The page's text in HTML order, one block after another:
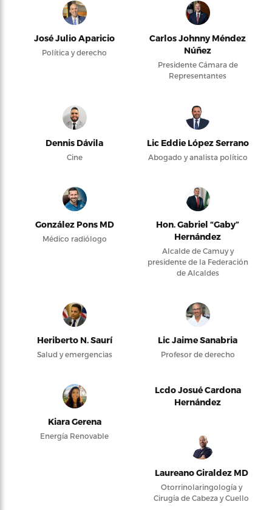
José Julio Aparicio
Política y derecho
Carlos Johnny Méndez
Núñez
Presidente Cámara de
Representantes
Dennis Dávila
Cine
Lic Eddie López Serrano
Abogado y analista político
González Pons MD
Médico radiólogo
Hon. Gabriel “Gaby”
Hernández
Alcalde de Camuy y
presidente de la Federación
de Alcaldes
Heriberto N. Saurí
Salud y emergencias
Lic Jaime Sanabria
Profesor de derecho
Kiara Gerena
Energía Renovable
Lcdo Josué Cardona
Hernández
Laureano Giraldez MD
Otorrinolaringología y
Cirugía de Cabeza y Cuello